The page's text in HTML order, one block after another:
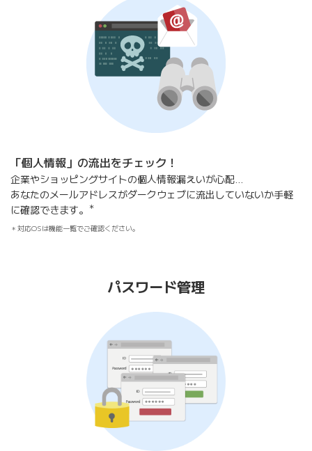
「個人情報」の流出をチェック！
企業やショッピングサイトの個人情報漏えいが心配…
あなたのメールアドレスがダークウェブに流出していないか手軽
に確認できます。
＊
対応OSは機能一覧でご確認ください。
パスワード管理